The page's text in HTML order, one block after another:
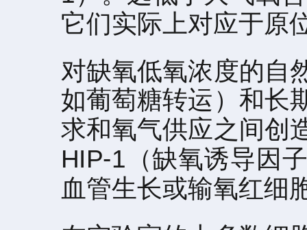
它们实际上对应于原
对缺氧低氧浓度的自
如葡萄糖转运）和长
求和氧气供应之间创
HIP-1（缺氧诱导因
血管生长或输氧红细